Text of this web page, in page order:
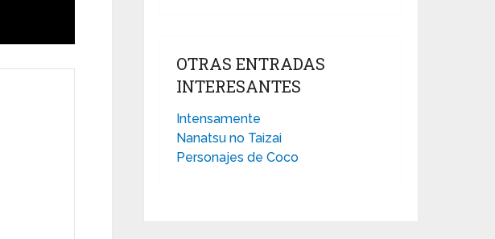
OTRAS ENTRADAS
INTERESANTES
Intensamente
Nanatsu no Taizai
Personajes de Coco